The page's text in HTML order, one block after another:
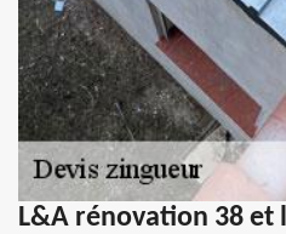
L&A rénovation 38 et